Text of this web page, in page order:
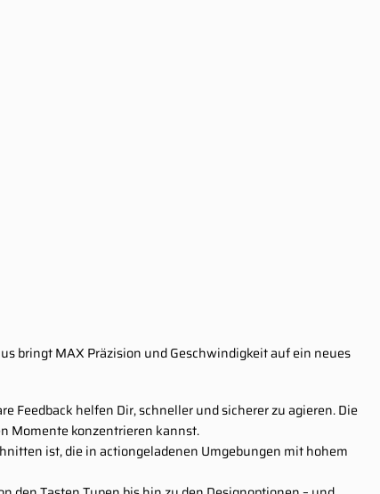
bringt MAX Präzision und Geschwindigkeit auf ein neues
Feedback helfen Dir, schneller und sicherer zu agieren. Die
Momente konzentrieren kannst.
ist, die in actiongeladenen Umgebungen mit hohem